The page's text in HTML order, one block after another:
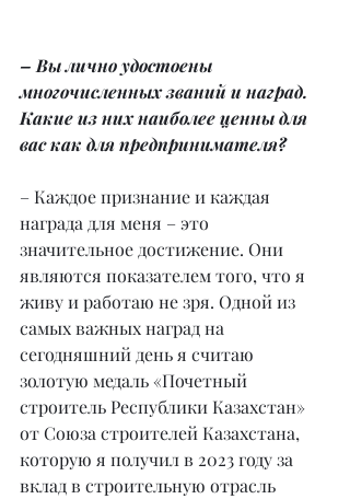
– Вы лично удостоены
многочисленных званий и наград.
Какие из них наиболее ценны для
вас как для предпринимателя?
– Каждое признание и каждая
награда для меня – это
значительное достижение. Они
являются показателем того, что я
живу и работаю не зря. Одной из
самых важных наград на
сегодняшний день я считаю
золотую медаль «Почетный
строитель Республики Казахстан»
от Союза строителей Казахстана,
которую я получил в 2023 году за
вклад в строительную отрасль